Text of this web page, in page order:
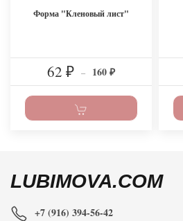
Форма "Кленовый лист"
62 ₽ – 160 ₽
LUBIMOVA.COM
+7 (916) 394-56-42